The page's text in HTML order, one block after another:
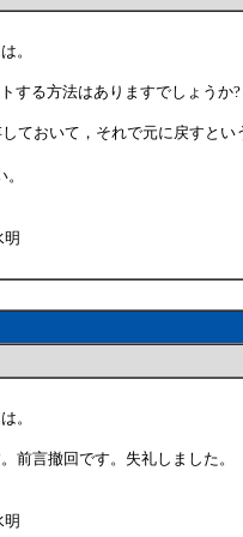
。
する方法はありますでしょうか?
ておいて，それで元に戻すとい
。
前言撤回です。失礼しました。